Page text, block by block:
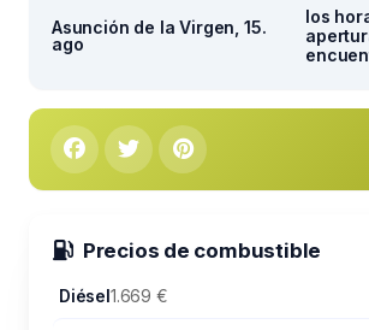
Asunción de la Virgen, 15.
ago
los
Precios de combustible
Diésel1.669 €